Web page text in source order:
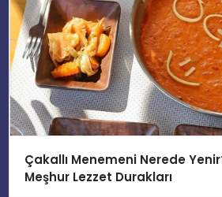
Çakallı Menemeni Nerede
Meşhur Lezzet Durakları